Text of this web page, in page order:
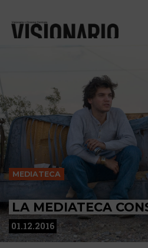
MEDIATECA
LA MEDIATECA
01.12.2016